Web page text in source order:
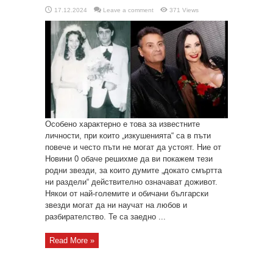
17.12.2024 Leave a comment 371 Views
Особено характерно е това за известните
личности, при които „изкушенията“ са в пъти
повече и често пъти не могат да устоят. Ние от
Новини 0 обаче решихме да ви покажем тези
родни звезди, за които думите „докато смъртта
ни раздели“ действително означават доживот.
Някои от най-големите и обичани български
звезди могат да ни научат на любов и
разбирателство. Те са заедно ...
Read More »